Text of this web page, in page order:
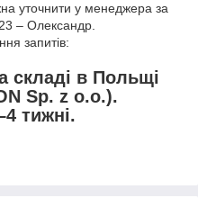
уточнити у менеджера за
– Олександр.
запитів:
складі в Польщі
Sp. z o.o.).
тижні.